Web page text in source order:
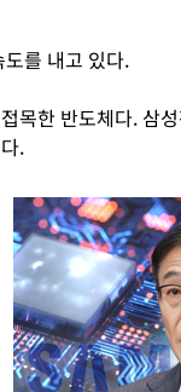
도를 내고 있다.
목한 반도체다. 삼
.